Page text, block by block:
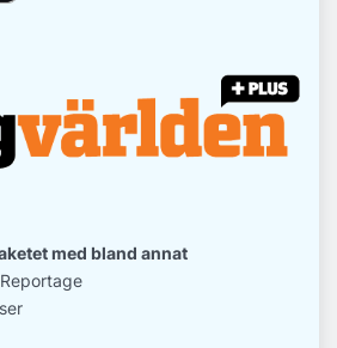
med bland annat